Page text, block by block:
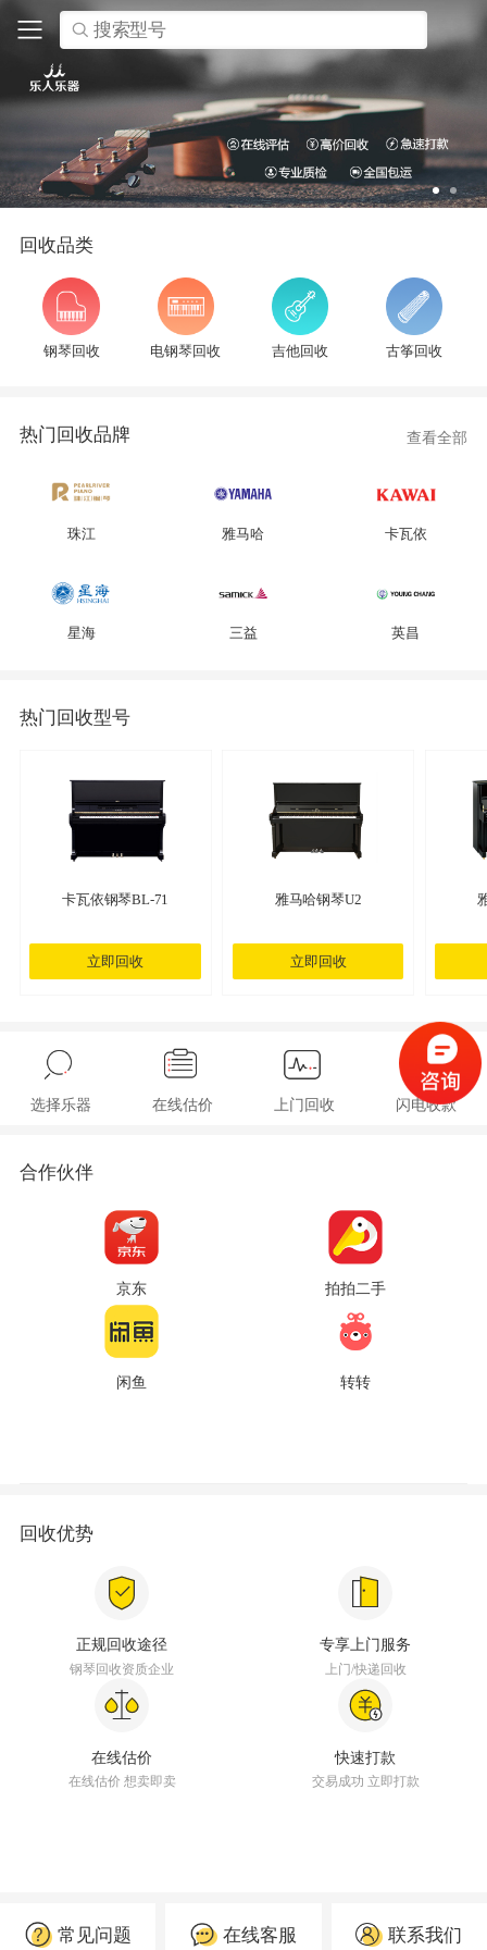
搜索型号
回收品类
钢琴回收 电钢琴回收 吉他回收 古筝回收
热门回收品牌 查看全部
珠江 雅马哈 卡瓦依
星海 三益 英昌
热门回收型号
卡瓦依钢琴BL-71
立即回收
雅马哈钢琴U2
立即回收
选择乐器 在线估价 上门回收 闪电收款
合作伙伴
京东 拍拍二手
闲鱼 转转
回收优势
正规回收途径
钢琴回收资质企业
专享上门服务
上门/快递回收
在线估价
在线估价 想卖即卖
快速打款
交易成功 立即打款
常见问题 在线客服 联系我们